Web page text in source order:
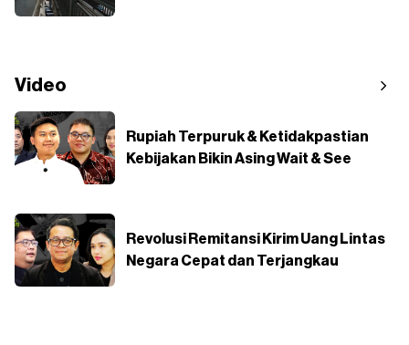
Video
Rupiah Terpuruk & Ketidakpastian
Kebijakan Bikin Asing Wait & See
Revolusi Remitansi Kirim Uang Lintas
Negara Cepat dan Terjangkau